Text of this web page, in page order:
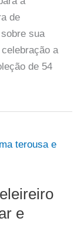
de
sua
a
de 54
e